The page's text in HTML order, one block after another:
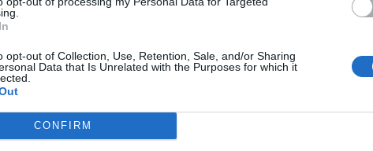
opt-out of Collection, Use, Retention, Sale, and/or Sharing
Data that Is Unrelated with the Purposes for which it
CONFIRM
zeszycie pozna trudy łagrów w Kazachstanie w roku 1940, trafi do
w Afryce w 1941 i weźmie udział w bitwie pod Monte Cassino w